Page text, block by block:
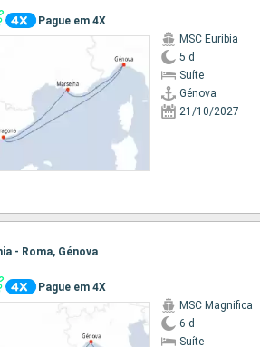
Pague em 4X
MSC Euribia
5 d
Suíte
Génova
21/10/2027
- Roma, Génova
Pague em 4X
MSC Magnifica
6 d
Suíte